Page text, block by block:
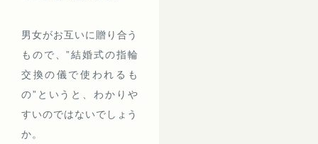
男女がお互いに贈り合う
もので、”結婚式の指輪
交換の儀で使われるも
の”というと、わかりや
すいのではないでしょう
か。